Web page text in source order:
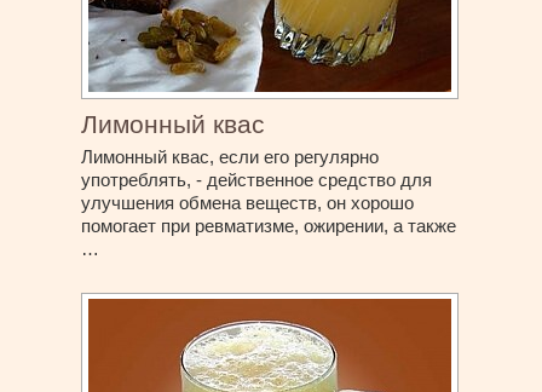
Лимонный квас
Лимонный квас, если его регулярно
употреблять, - действенное средство для
улучшения обмена веществ, он хорошо
помогает при ревматизме, ожирении, а также
…